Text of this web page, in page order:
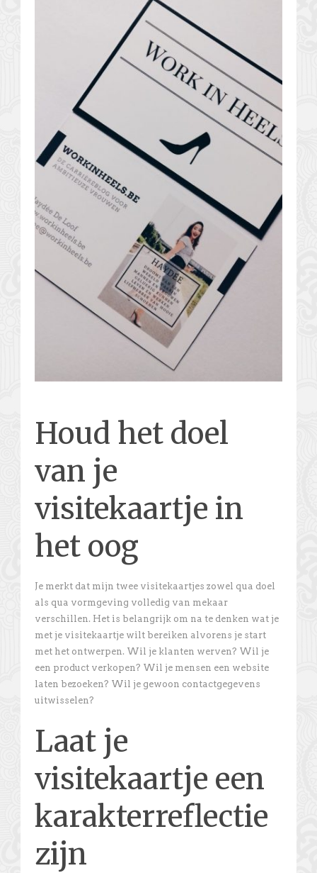
Houd het doel
van je
visitekaartje in
het oog
Je merkt dat mijn twee visitekaartjes zowel qua doel
als qua vormgeving volledig van mekaar
verschillen. Het is belangrijk om na te denken wat je
met je visitekaartje wilt bereiken alvorens je start
met het ontwerpen. Wil je klanten werven? Wil je
een product verkopen? Wil je mensen een website
laten bezoeken? Wil je gewoon contactgegevens
uitwisselen?
Laat je
visitekaartje een
karakterreflectie
zijn